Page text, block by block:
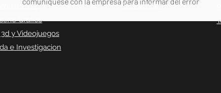
Grafico
y Videojuegos
e Investigacion
Galeria 360°